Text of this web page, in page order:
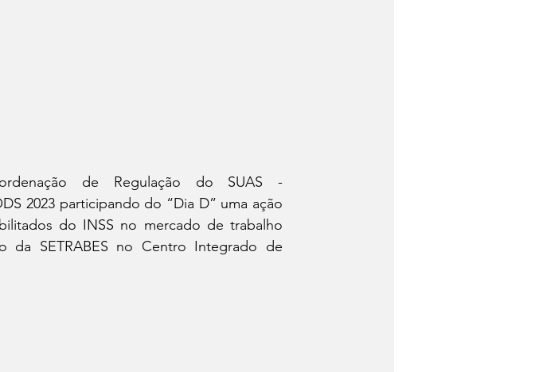
de Regulação do SUAS -
2023 participando do “Dia D” uma ação
do INSS no mercado de trabalho
da SETRABES no Centro Integrado de